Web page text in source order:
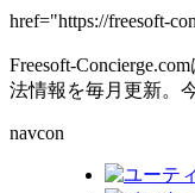
href="https://freesoft-
Freesoft-
法情報を毎月更新。
navcon